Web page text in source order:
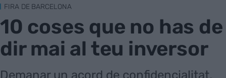
FIRA DE BARCELONA
10 coses que no has de
dir mai al teu inversor
Demanar un acord de confidencialitat,